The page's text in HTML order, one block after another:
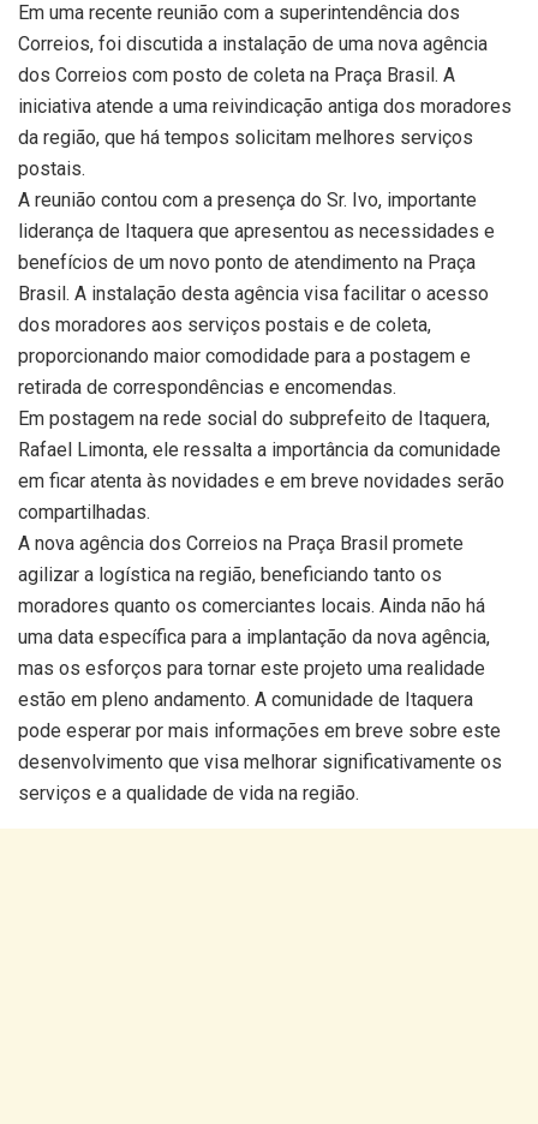
Em uma recente reunião com a superintendência dos
Correios, foi discutida a instalação de uma nova agência
dos Correios com posto de coleta na Praça Brasil. A
iniciativa atende a uma reivindicação antiga dos moradores
da região, que há tempos solicitam melhores serviços
postais.
A reunião contou com a presença do Sr. Ivo, importante
liderança de Itaquera que apresentou as necessidades e
benefícios de um novo ponto de atendimento na Praça
Brasil. A instalação desta agência visa facilitar o acesso
dos moradores aos serviços postais e de coleta,
proporcionando maior comodidade para a postagem e
retirada de correspondências e encomendas.
Em postagem na rede social do subprefeito de Itaquera,
Rafael Limonta, ele ressalta a importância da comunidade
em ficar atenta às novidades e em breve novidades serão
compartilhadas.
A nova agência dos Correios na Praça Brasil promete
agilizar a logística na região, beneficiando tanto os
moradores quanto os comerciantes locais. Ainda não há
uma data específica para a implantação da nova agência,
mas os esforços para tornar este projeto uma realidade
estão em pleno andamento. A comunidade de Itaquera
pode esperar por mais informações em breve sobre este
desenvolvimento que visa melhorar significativamente os
serviços e a qualidade de vida na região.